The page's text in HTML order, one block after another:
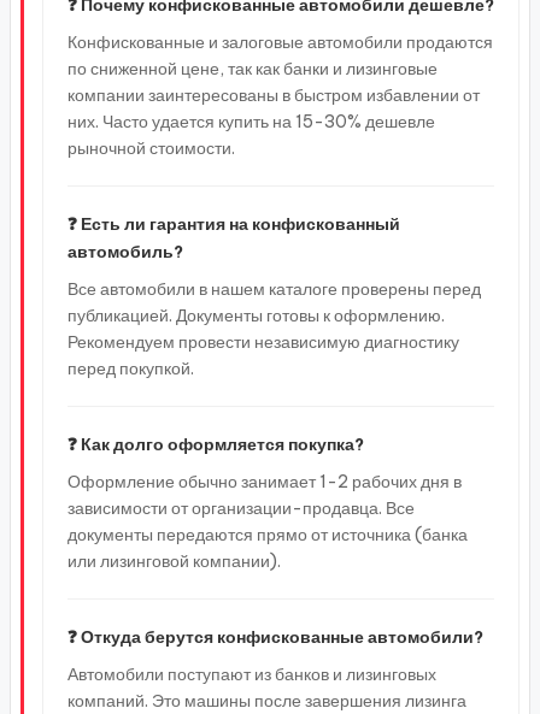
❓ Почему конфискованные автомобили дешевле?
Конфискованные и залоговые автомобили продаются
по сниженной цене, так как банки и лизинговые
компании заинтересованы в быстром избавлении от
них. Часто удается купить на 15-30% дешевле
рыночной стоимости.
❓ Есть ли гарантия на конфискованный
автомобиль?
Все автомобили в нашем каталоге проверены перед
публикацией. Документы готовы к оформлению.
Рекомендуем провести независимую диагностику
перед покупкой.
❓ Как долго оформляется покупка?
Оформление обычно занимает 1-2 рабочих дня в
зависимости от организации-продавца. Все
документы передаются прямо от источника (банка
или лизинговой компании).
❓ Откуда берутся конфискованные автомобили?
Автомобили поступают из банков и лизинговых
компаний. Это машины после завершения лизинга